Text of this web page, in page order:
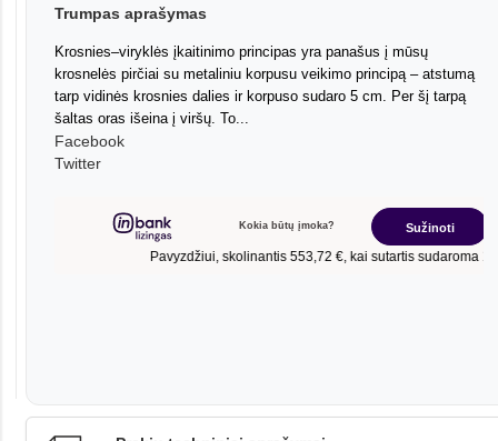
Trumpas aprašymas
Krosnies–viryklės įkaitinimo principas yra panašus į mūsų
krosnelės pirčiai su metaliniu korpusu veikimo principą – atstumą
tarp vidinės krosnies dalies ir korpuso sudaro 5 cm. Per šį tarpą
šaltas oras išeina į viršų. To...
Facebook
Twitter